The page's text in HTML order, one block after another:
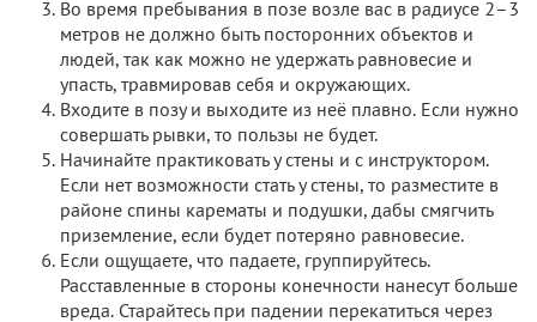
Во время пребывания в позе возле вас в радиусе 2–3
метров не должно быть посторонних объектов и
людей, так как можно не удержать равновесие и
упасть, травмировав себя и окружающих.
Входите в позу и выходите из неё плавно. Если нужно
совершать рывки, то пользы не будет.
Начинайте практиковать у стены и с инструктором.
Если нет возможности стать у стены, то разместите в
районе спины карематы и подушки, дабы смягчить
приземление, если будет потеряно равновесие.
Если ощущаете, что падаете, группируйтесь.
Расставленные в стороны конечности нанесут больше
вреда. Старайтесь при падении перекатиться через